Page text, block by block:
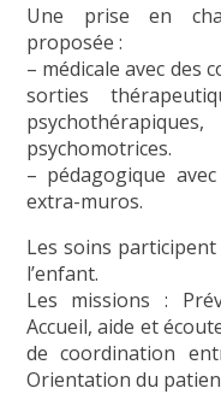
Une prise en
proposée :
– médicale avec des
sorties
psychomotrices.
– pédagogique
extra-muros.
Les soins
l’enfant.
Les missions :
Accueil, aide et
de coordination
Orientation du